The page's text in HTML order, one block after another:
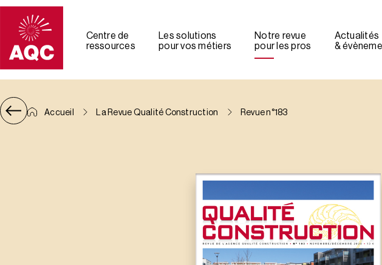
Panneau de gestion des cookies
Centre de
ressources
Les solutions
pour vos métiers
Notre revue
pour les pros
Actualités
&
Accueil La Revue Qualité Construction Revue n°183